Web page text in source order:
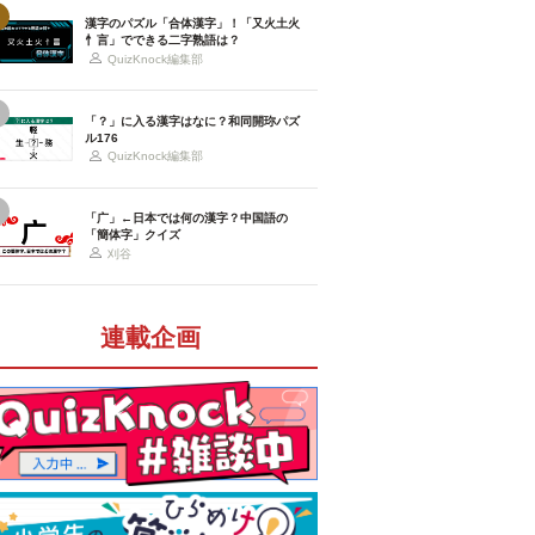
漢字のパズル「合体漢字」！「又火土火
忄言」でできる二字熟語は？
QuizKnock編集部
「？」に入る漢字はなに？和同開珎パズ
ル176
QuizKnock編集部
「广」←日本では何の漢字？中国語の
「簡体字」クイズ
刈谷
連載企画